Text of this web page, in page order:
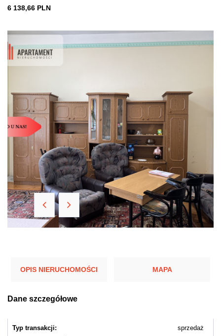
6 138,66 PLN
OPIS NIERUCHOMOŚCI MAPA
Dane szczegółowe
Typ transakcji:
sprzedaż